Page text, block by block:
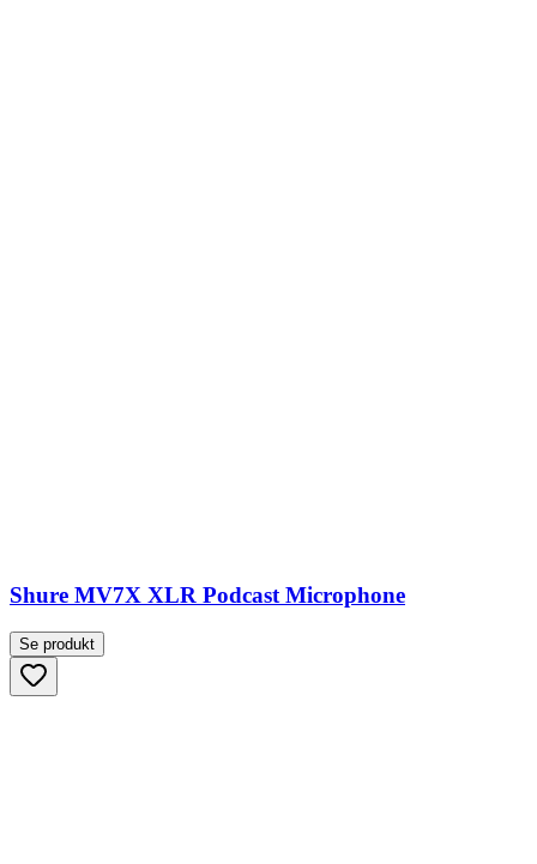
Shure MV7X XLR Podcast Microphone
Se produkt